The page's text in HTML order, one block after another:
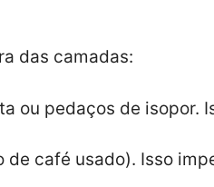
das camadas:
ou pedaços de isopor.
café usado). Isso